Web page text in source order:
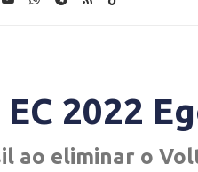
2022
ao eliminar o